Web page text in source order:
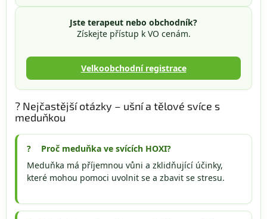
Jste terapeut nebo obchodník?
Získejte přístup k VO cenám.
Velkoobchodní registrace
? Nejčastější otázky – ušní a tělové svíce s
meduňkou
Proč meduňka ve svících HOXI?
Meduňka má příjemnou vůni a zklidňující účinky,
které mohou pomoci uvolnit se a zbavit se stresu.